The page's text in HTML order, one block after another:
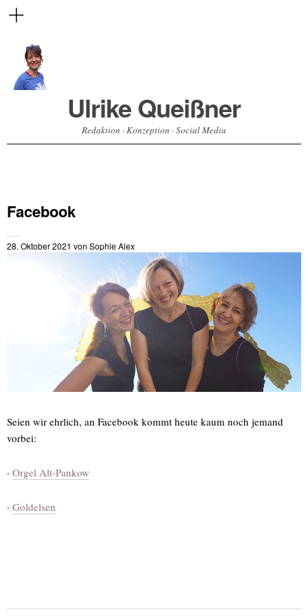
Ulrike Queißner
Redaktion · Konzeption · Social Media
Facebook
28. Oktober 2021 von Sophie Alex
Seien wir ehrlich, an Facebook kommt heute kaum noch jemand
vorbei:
· Orgel Alt-Pankow
· Goldelsen